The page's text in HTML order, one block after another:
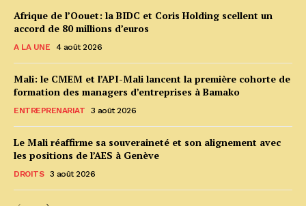
Afrique de l’Oouet: la BIDC et Coris Holding scellent un
accord de 80 millions d’euros
A LA UNE 4 août 2026
Mali: le CMEM et l’API-Mali lancent la première cohorte de
formation des managers d’entreprises à Bamako
ENTREPRENARIAT 3 août 2026
Le Mali réaffirme sa souveraineté et son alignement avec
les positions de l’AES à Genève
DROITS 3 août 2026